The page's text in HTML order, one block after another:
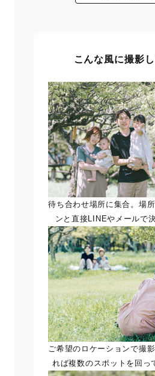
こんな風に撮影
待ち合わせ場所に集合。場
ンと直接LINEやメールで
ご希望のロケーションで撮
れば複数のスポットを回っ